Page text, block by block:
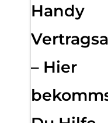
Handy
– Hier